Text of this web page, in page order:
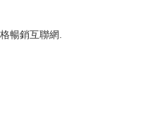
暢銷互聯網.